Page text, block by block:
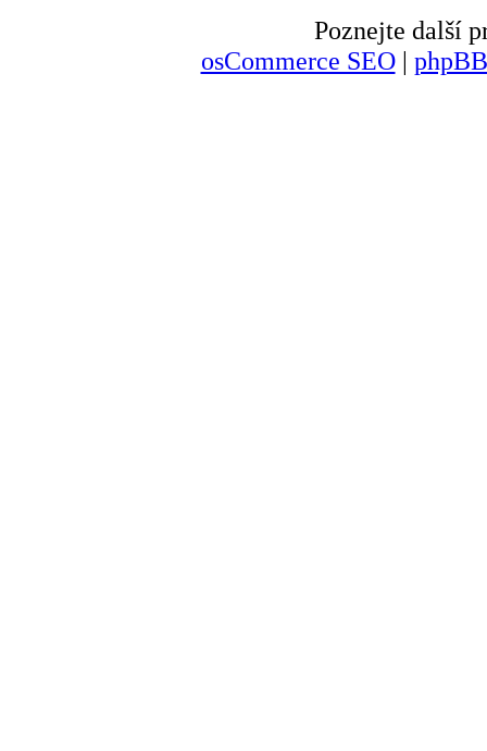
Poznejte další
osCommerce SEO|